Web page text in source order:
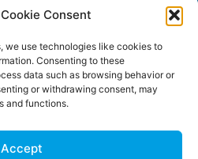
Consent
we use technologies like cookies to
Consenting to these
data such as browsing behavior or
or withdrawing consent, may
and functions.
Accept